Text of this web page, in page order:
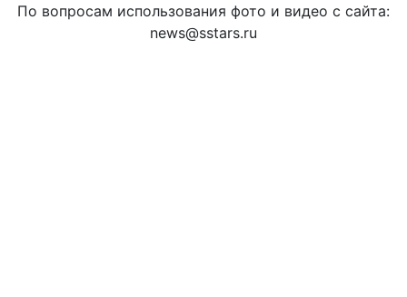
По вопросам использования фото и видео с сайта:
news@sstars.ru